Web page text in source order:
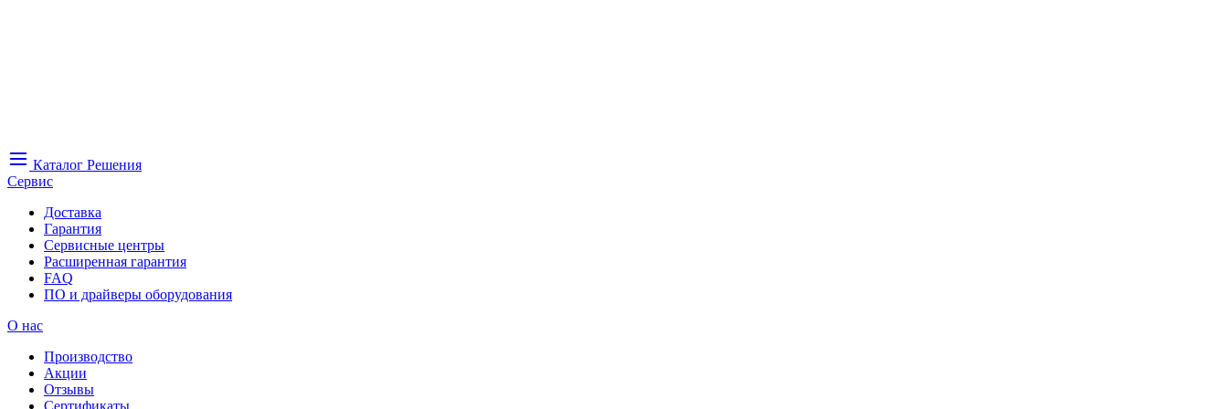
Каталог Решения
Сервис
Доставка
Гарантия
Сервисные центры
Расширенная гарантия
FAQ
ПО и драйверы оборудования
О нас
Производство
Акции
Отзывы
Сертификаты